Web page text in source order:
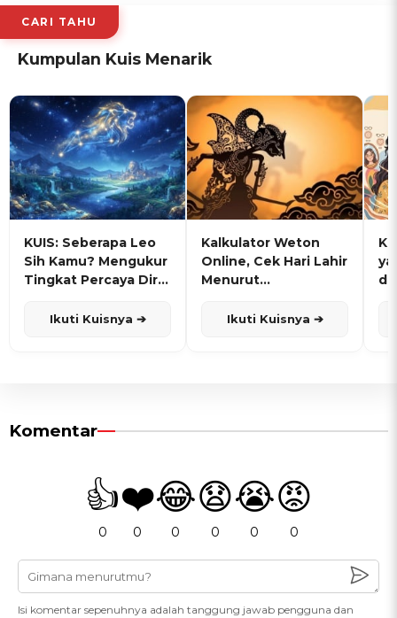
CARI TAHU
Kumpulan Kuis Menarik
KUIS: Seberapa Leo
Sih Kamu? Mengukur
Tingkat Percaya Diri
Ikuti Kuisnya ➔
Kalkulator Weton
Online, Cek Hari Lahir
Menurut
Ikuti Kuisnya ➔
Komentar
👍
0
❤️
0
😂
0
😧
0
😭
0
😡
0
Isi komentar sepenuhnya adalah tanggung jawab pengguna dan